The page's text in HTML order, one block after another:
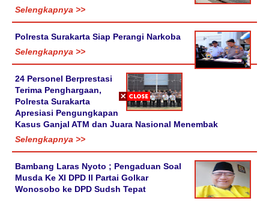
Selengkapnya >>
Polresta Surakarta Siap Perangi Narkoba
Selengkapnya >>
24 Personel Berprestasi
Terima Penghargaan,
Polresta Surakarta
Apresiasi Pengungkapan
Kasus Ganjal ATM dan Juara Nasional Menembak
Selengkapnya >>
Bambang Laras Nyoto ; Pengaduan Soal
Musda Ke XI DPD II Partai Golkar
Wonosobo ke DPD Sudsh Tepat